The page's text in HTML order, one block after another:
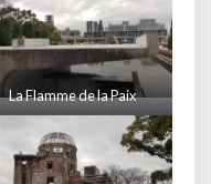
La Flamme de la Paix